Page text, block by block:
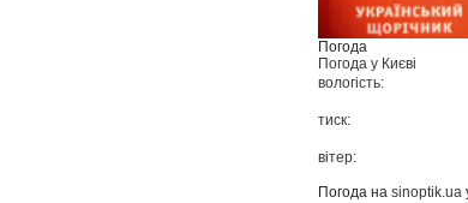
Погода
Погода у Києві
вологість:
тиск:
вітер:
Погода наsinoptik.ua